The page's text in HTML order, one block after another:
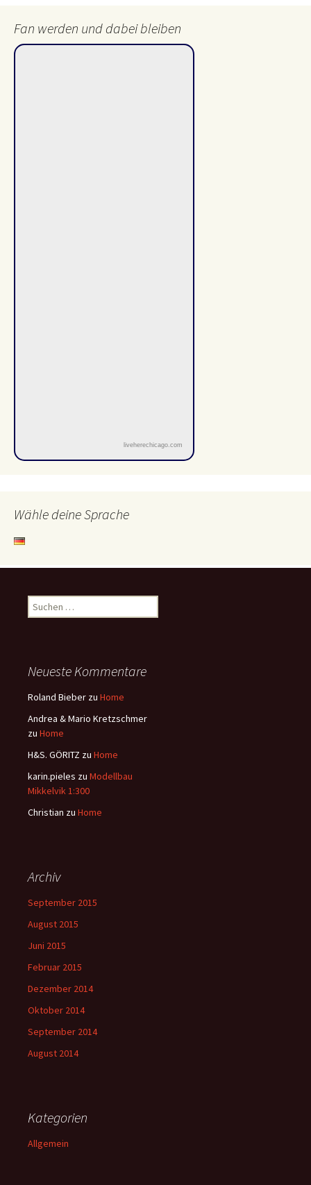
Fan werden und dabei bleiben
liveherechicago.com
Wähle deine Sprache
Suchen
nach:
Neueste Kommentare
Roland Bieber zu Home
Andrea & Mario Kretzschmer
zu Home
H&S. GÖRITZ zu Home
karin.pieles zu Modellbau
Mikkelvik 1:300
Christian zu Home
Archiv
September 2015
August 2015
Juni 2015
Februar 2015
Dezember 2014
Oktober 2014
September 2014
August 2014
Kategorien
Allgemein